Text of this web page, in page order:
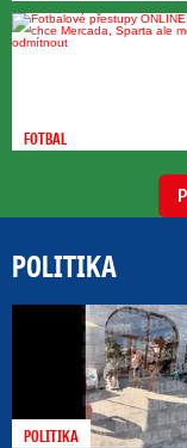
FOTBAL
POLITIKA
POLITIKA